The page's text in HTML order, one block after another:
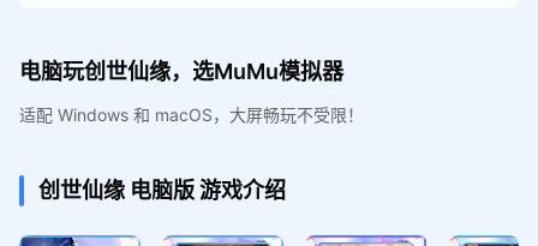
电脑玩创世仙缘，选MuMu模拟器
适配 Windows 和 macOS，大屏畅玩不受限！
创世仙缘 电脑版游戏介绍